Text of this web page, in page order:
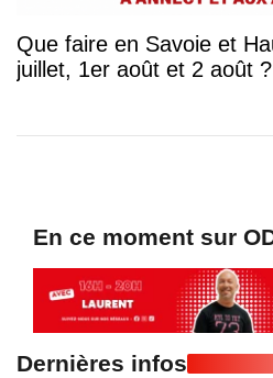
Que faire en Savoie et
juillet, 1er août et 2 août ?
En ce moment sur
Dernières infos